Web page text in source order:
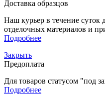
Доставка образцов
Наш курьер в течение суток
отделочных материалов и
Подробнее
Закрыть
Предоплата
Для товаров статусом "под
Подробнее